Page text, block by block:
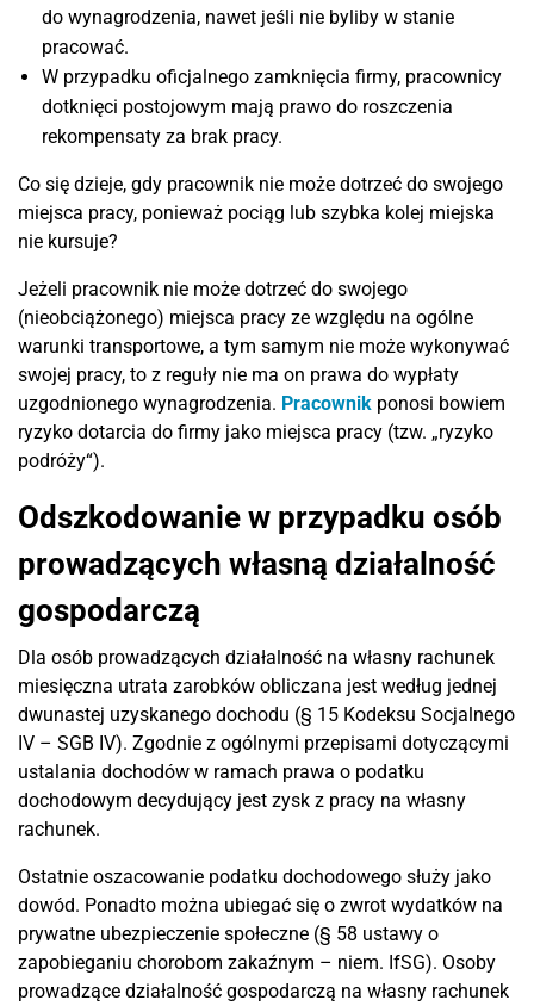
do wynagrodzenia, nawet jeśli nie byliby w stanie
pracować.
W przypadku oficjalnego zamknięcia firmy, pracownicy
dotknięci postojowym mają prawo do roszczenia
rekompensaty za brak pracy.
Co się dzieje, gdy pracownik nie może dotrzeć do swojego
miejsca pracy, ponieważ pociąg lub szybka kolej miejska
nie kursuje?
Jeżeli pracownik nie może dotrzeć do swojego
(nieobciążonego) miejsca pracy ze względu na ogólne
warunki transportowe, a tym samym nie może wykonywać
swojej pracy, to z reguły nie ma on prawa do wypłaty
uzgodnionego wynagrodzenia. Pracownik ponosi bowiem
ryzyko dotarcia do firmy jako miejsca pracy (tzw. „ryzyko
podróży“).
Odszkodowanie w przypadku osób
prowadzących własną działalność
gospodarczą
Dla osób prowadzących działalność na własny rachunek
miesięczna utrata zarobków obliczana jest według jednej
dwunastej uzyskanego dochodu (§ 15 Kodeksu Socjalnego
IV – SGB IV). Zgodnie z ogólnymi przepisami dotyczącymi
ustalania dochodów w ramach prawa o podatku
dochodowym decydujący jest zysk z pracy na własny
rachunek.
Ostatnie oszacowanie podatku dochodowego służy jako
dowód. Ponadto można ubiegać się o zwrot wydatków na
prywatne ubezpieczenie społeczne (§ 58 ustawy o
zapobieganiu chorobom zakaźnym – niem. IfSG). Osoby
prowadzące działalność gospodarczą na własny rachunek